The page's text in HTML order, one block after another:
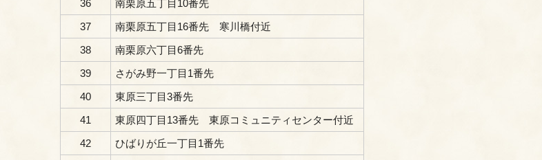
36
南栗原五丁目10番先
37
南栗原五丁目16番先 寒川橋付近
38
南栗原六丁目6番先
39
さがみ野一丁目1番先
40
東原三丁目3番先
41
東原四丁目13番先 東原コミュニティセンター付近
42
ひばりが丘一丁目1番先